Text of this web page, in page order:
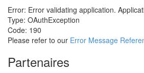
Error: Error validating application.
Type: OAuthException
Code: 190
Please refer to our Error Message
Partenaires